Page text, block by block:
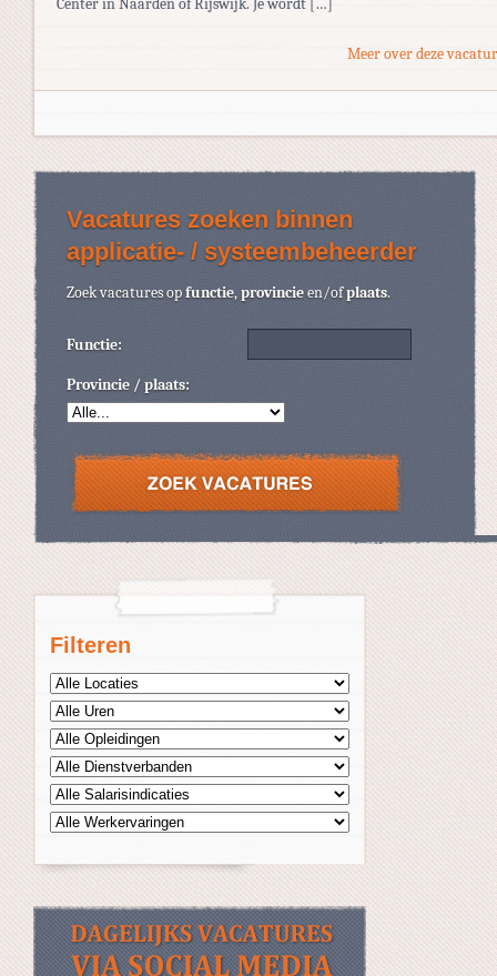
Filteren
Meer over deze
Vacatures zoeken binnen
applicatie- / systeembeheerder
Zoek vacatures opfunctie,provincieen/ofplaats.
Functie:
Provincie / plaats: